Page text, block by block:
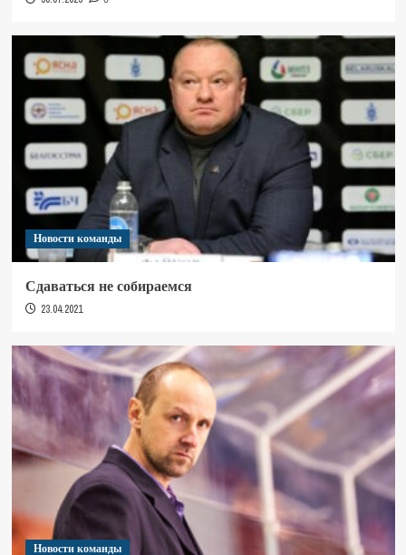
Новости команды
Сдаваться не собираемся
23.04.2021
Новости команды